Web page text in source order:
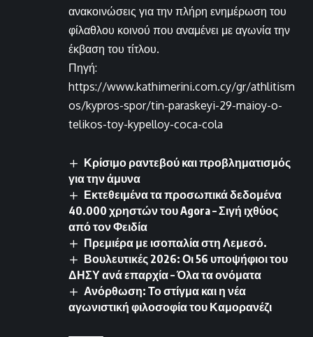
ανακοινώσεις για την πλήρη ενημέρωση του
φίλαθλου κοινού που αναμένει με αγωνία την
έκβαση του τίτλου.
Πηγή:
https://www.kathimerini.com.cy/gr/athlitism
os/kypros-spor/tin-paraskeyi-29-maioy-o-
telikos-toy-kypelloy-coca-cola
Κρίσιμο ραντεβού και προβληματισμός
για την άμυνα
Εκτεθειμένα τα προσωπικά δεδομένα
40.000 χρηστών του Agora – Σιγή ιχθύος
από τον Φειδία
Πρεμιέρα με ισοπαλία στη Λεμεσό.
Βουλευτικές 2026: Οι 56 υποψήφιοι του
ΔΗΣΥ ανά επαρχία – Όλα τα ονόματα
Ανόρθωση: Το στίγμα και η νέα
αγωνιστική φιλοσοφία του Καμορανέζι